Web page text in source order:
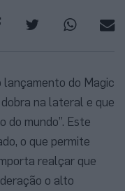
lançamento do Magic
na lateral e que
do mundo”. Este
o que permite
realçar que
o alto